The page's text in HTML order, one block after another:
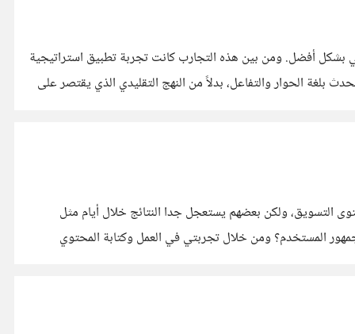
بشكل أفضل. ومن بين هذه التجارب كانت تجربة تطبيق استراتيجية
الإلكتروني الخاصة بنا تتحدث بلغة الحوار والتفاعل، بدلاً من النهج التقليدي الذي يقتصر على
التسويق، ولكن بعضهم يستعجل جدا النتائج خلال أيام مثل
المستخدم؟ ومن خلال تجربتي في العمل وكتابة المحتوي